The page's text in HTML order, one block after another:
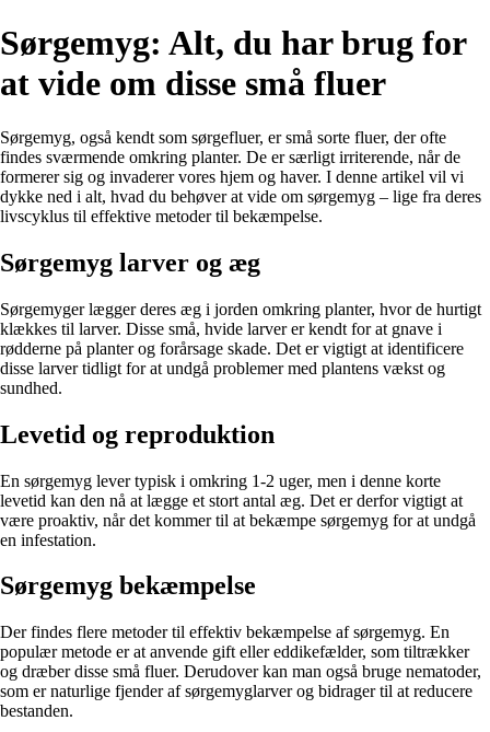
Sørgemyg: Alt, du har brug for
at vide om disse små fluer
Sørgemyg, også kendt som sørgefluer, er små sorte fluer, der ofte
findes sværmende omkring planter. De er særligt irriterende, når de
formerer sig og invaderer vores hjem og haver. I denne artikel vil vi
dykke ned i alt, hvad du behøver at vide om sørgemyg – lige fra deres
livscyklus til effektive metoder til bekæmpelse.
Sørgemyg larver og æg
Sørgemyger lægger deres æg i jorden omkring planter, hvor de hurtigt
klækkes til larver. Disse små, hvide larver er kendt for at gnave i
rødderne på planter og forårsage skade. Det er vigtigt at identificere
disse larver tidligt for at undgå problemer med plantens vækst og
sundhed.
Levetid og reproduktion
En sørgemyg lever typisk i omkring 1-2 uger, men i denne korte
levetid kan den nå at lægge et stort antal æg. Det er derfor vigtigt at
være proaktiv, når det kommer til at bekæmpe sørgemyg for at undgå
en infestation.
Sørgemyg bekæmpelse
Der findes flere metoder til effektiv bekæmpelse af sørgemyg. En
populær metode er at anvende gift eller eddikefælder, som tiltrækker
og dræber disse små fluer. Derudover kan man også bruge nematoder,
som er naturlige fjender af sørgemyglarver og bidrager til at reducere
bestanden.